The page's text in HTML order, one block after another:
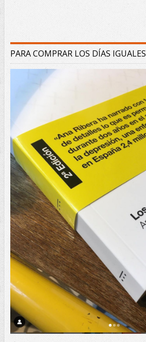
PARA COMPRAR LOS DÍAS IGUALES